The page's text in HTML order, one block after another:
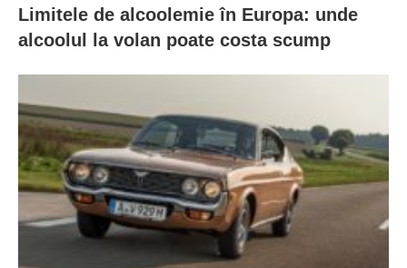
Limitele de alcoolemie în Europa: unde
alcoolul la volan poate costa scump